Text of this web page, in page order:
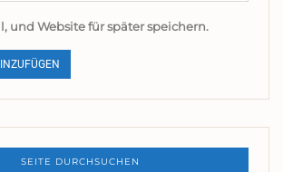
und Website für später speichern.
SEITE DURCHSUCHEN